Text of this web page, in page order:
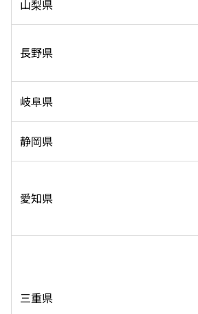
山梨県
長野県
岐阜県
静岡県
愛知県
三重県